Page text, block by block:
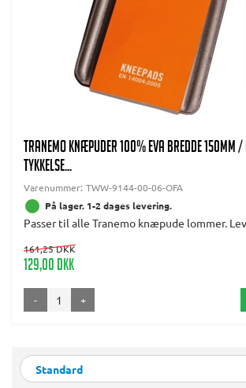
TRANEMO Knæpuder 100% EVA Bredde 150mm
Tykkelse...
Varenummer: TWW-9144-00-06-OFA
På lager. 1-2 dages levering.
Passer til alle Tranemo knæpude lommer.
161,25 DKK
129,00 DKK
- +